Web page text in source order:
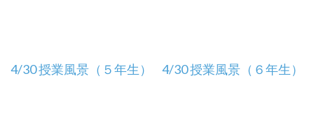
投
4/30 授業風景（５年生） 4/30 授業風景（６年生）